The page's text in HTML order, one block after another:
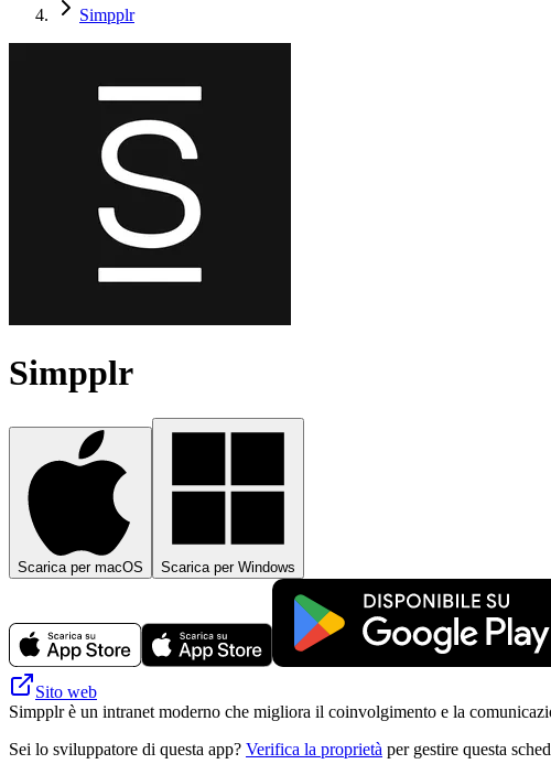
Simpplr
Simpplr
Scarica per macOS Scarica per Windows
Sito web
Simpplr è un intranet moderno che migliora il coinvolgimento e la
Sei lo sviluppatore di questa app? Verifica la proprietà per gestire questa